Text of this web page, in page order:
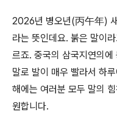
2026년 병오년(丙午年) 새
라는 뜻인데요. 붉은 말이
르죠. 중국의 삼국지연의
말로 발이 매우 빨라서 하
해에는 여러분 모두 말의
원합니다.